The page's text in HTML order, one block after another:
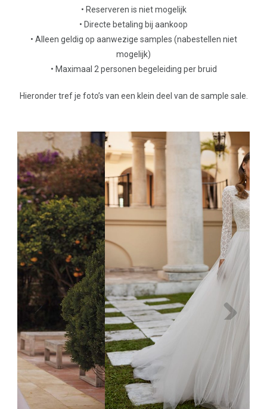
• Reserveren is niet mogelijk
• Directe betaling bij aankoop
• Alleen geldig op aanwezige samples (nabestellen niet
mogelijk)
• Maximaal 2 personen begeleiding per bruid
Hieronder tref je foto’s van een klein deel van de sample sale.
Next